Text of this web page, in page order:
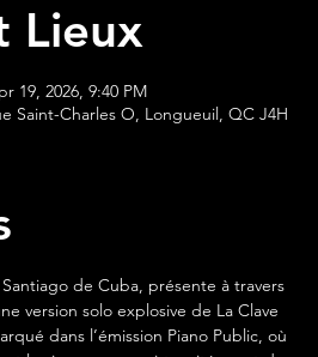
Lieux
19, 2026, 9:40 PM
Saint-Charles O, Longueuil, QC J4H
de Cuba, présente à travers
version solo explosive de La Clave
dans l’émission Piano Public, où